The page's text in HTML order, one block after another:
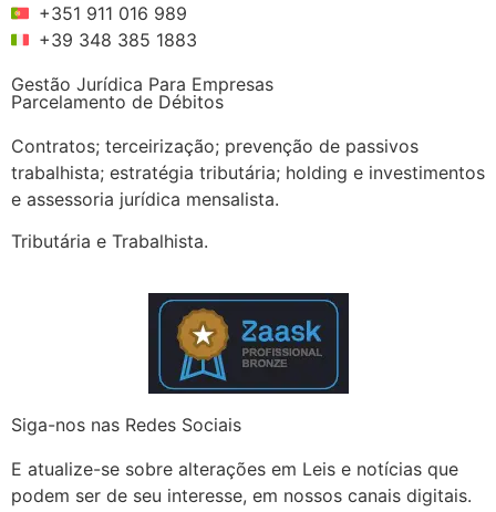
+351 911 016 989
+39 348 385 1883
Gestão Jurídica Para Empresas
Parcelamento de Débitos
Contratos; terceirização; prevenção de passivos
trabalhista; estratégia tributária; holding e investimentos
e assessoria jurídica mensalista.
Tributária e Trabalhista.
Siga-nos nas Redes Sociais
E atualize-se sobre alterações em Leis e notícias que
podem ser de seu interesse, em nossos canais digitais.